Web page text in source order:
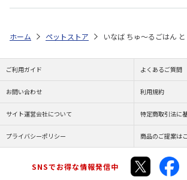
ホーム ペットストア いなば ちゅ～るごはん
ご利用ガイド よくあるご質問
お問い合わせ 利用規約
サイト運営会社について 特定商取引法に
プライバシーポリシー 商品のご提案は
SNSでお得な情報発信中